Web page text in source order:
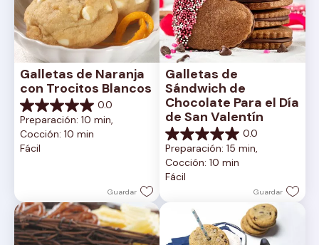
Galletas de Naranja
con Trocitos Blancos
0.0
0.0
de
5
estrellas.
Preparación: 10 min,
Cocción: 10 min
Fácil
Guardar
Galletas de
Sándwich de
Chocolate Para el Día
de San Valentín
0.0
0.0
de
5
estrellas.
Preparación: 15 min,
Cocción: 10 min
Fácil
Guardar